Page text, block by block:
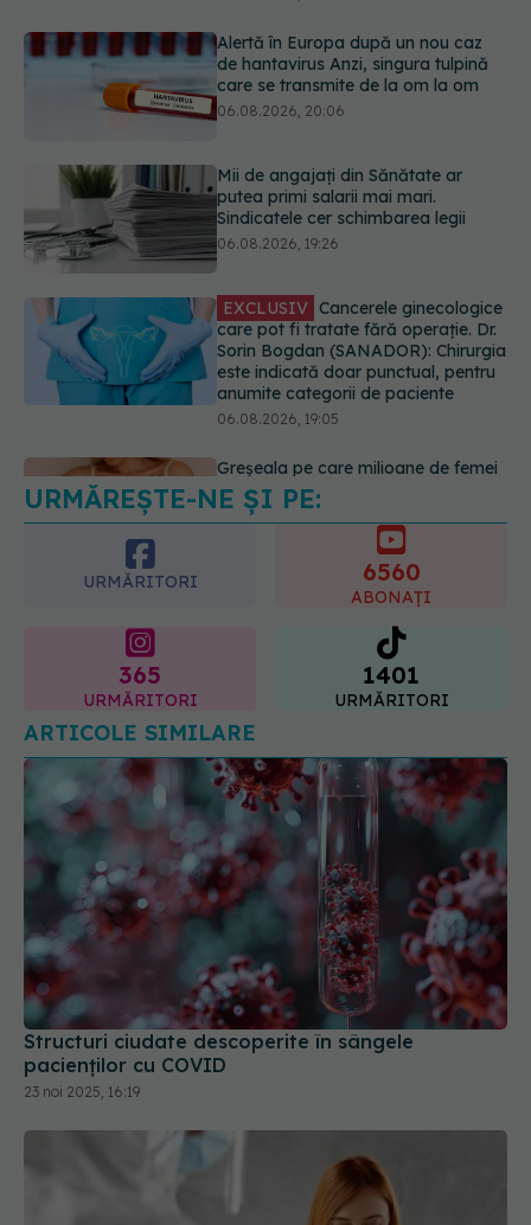
putea primi salarii mai mari.
Sindicatele cer schimbarea legii
06.08.2026, 19:26
care pot fi tratate fără operație. Dr.
Sorin Bogdan (SANADOR): Chirurgia
este indicată doar punctual, pentru
anumite categorii de paciente
Greșeala pe care milioane de femei
o fac când își cumpără sutien. Un
medic explică metoda corectă
06.08.2026, 18:08
cu cancer de col uterin nu mai ajung
la operație. Dr. Sorin Bogdan
(SANADOR): Intervenția
chirurgicală, doar în situații
URMĂREȘTE-NE ȘI PE:
URMĂRITORI
ABONAȚI
URMĂRITORI
1401
URMĂRITORI
ARTICOLE SIMILARE
Structuri ciudate descoperite în sângele
pacienților cu COVID
23 noi 2025, 16:19